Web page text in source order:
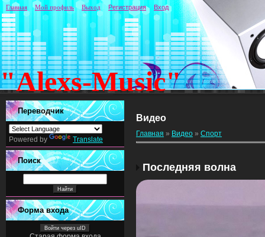
"Alexs-Music"
Главная Мой профиль Выход Регистрация Вход
Переводчик
Powered by Translate
Поиск
Форма входа
Войти через uID
Видео
Главная » Видео » Спорт
Последняя волна